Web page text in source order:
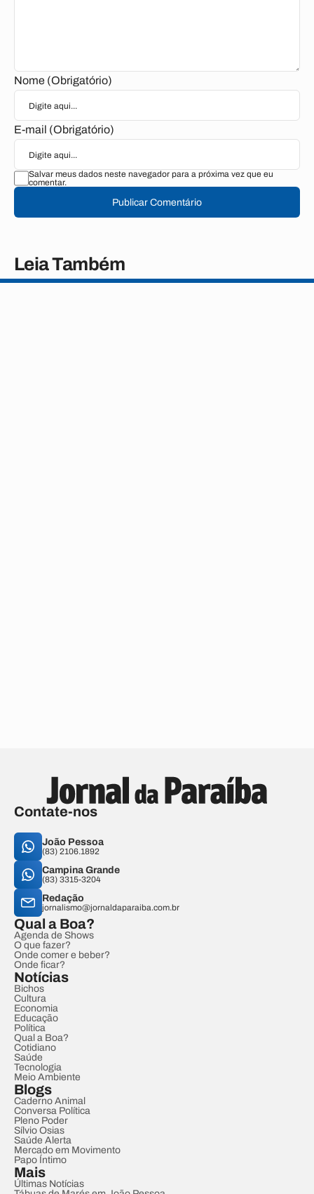
Nome (Obrigatório)
E-mail (Obrigatório)
Salvar meus dados neste navegador para a próxima vez que eu
comentar.
Publicar Comentário
Leia Também
Contate-nos
João Pessoa
(83) 2106.1892
Campina Grande
(83) 3315-3204
Redação
jornalismo@jornaldaparaiba.com.br
Qual a Boa?
Agenda de Shows
O que fazer?
Onde comer e beber?
Onde ficar?
Notícias
Bichos
Cultura
Economia
Educação
Política
Qual a Boa?
Cotidiano
Saúde
Tecnologia
Meio Ambiente
Blogs
Caderno Animal
Conversa Política
Pleno Poder
Sílvio Osias
Saúde Alerta
Mercado em Movimento
Papo Íntimo
Mais
Últimas Notícias